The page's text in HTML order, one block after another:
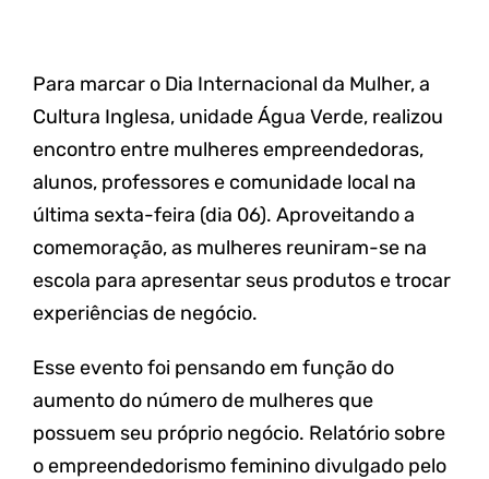
Para marcar o Dia Internacional da Mulher, a
Cultura Inglesa, unidade Água Verde, realizou
encontro entre mulheres empreendedoras,
alunos, professores e comunidade local na
última sexta-feira (dia 06). Aproveitando a
comemoração, as mulheres reuniram-se na
escola para apresentar seus produtos e trocar
experiências de negócio.
Esse evento foi pensando em função do
aumento do número de mulheres que
possuem seu próprio negócio. Relatório sobre
o empreendedorismo feminino divulgado pelo